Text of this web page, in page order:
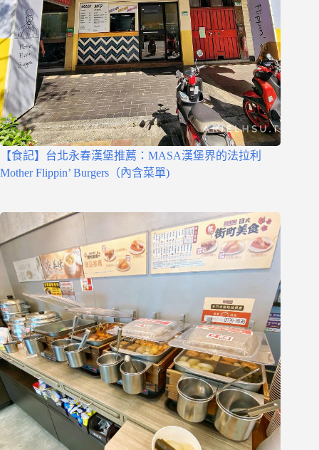
【食記】台北永春漢堡推薦：MASA漢堡界的法拉利
Mother Flippin’ Burgers（內含菜單)